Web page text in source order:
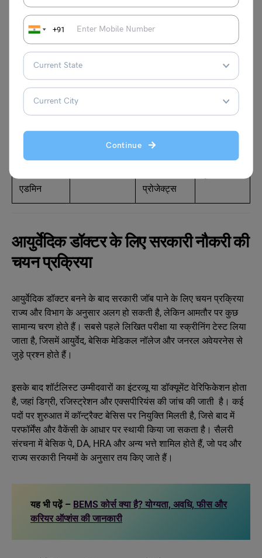
+91
Continue
असिस्टेंट
प्रोफेसर
में पढ़ाना
कॉलेज
रिक्रूटमेंट
MD
(आयुर्वेद)
फार्मा / ड्रग
इंस्पेक्टर
(आयुर्वेद)
आयुर्वेदिक
दवाओं की जांच
स्टेट ड्रग
BAMS /
फार्मेसी
बैकग्राउंड
पब्लिक हेल्थ
/ प्रोग्राम
ऑफिसर
स्वास्थ्य
योजनाओं का
संचालन
गवर्नमेंट हेल्थ
डिपार्टमेंट
BAMS +
MPH
आयुष
एडमिन
नीति व योजना
मिनिस्ट्री /
प्रोजेक्ट्स
BAMS +
आयुर्वेदिक डॉक्टर के लिए सरकारी नौकरी की
चयन प्रक्रिया
आयुर्वेदिक डॉक्टर बनने के बाद सरकारी जॉब पाने के लिए चयन प्रक्रिया
राज्य और विभाग के अनुसार अलग हो सकती है, लेकिन आमतौर पर कुछ
सामान्य चरण होते हैं। सबसे पहले लिखित परीक्षा या स्क्रीनिंग टेस्ट लिया
जाता है, जिसमें आयुर्वेद, बेसिक मेडिकल नॉलेज और जनरल अवेयरनेस से
जुड़े प्रश्न होते हैं।
इसके बाद शॉर्टलिस्ट उम्मीदवारों का इंटरव्यू या डॉक्यूमेंट वेरिफिकेशन होता
है, जहां डिग्री, रजिस्ट्रेशन और एक्सपीरियंस की जांच की जाती है। कई
पदों पर शुरुआत में कॉन्ट्रैक्ट बेसिस पर नियुक्ति मिलती है, जिसे बाद में
परफॉर्मेंस और वैकेंसी के आधार पर स्थायी किया जा सकता है। सैलरी
संरचना में बेसिक पे, DA, HRA और अन्य भत्ते शामिल होते हैं, जो पद और
राज्य सरकारी नियमों के अनुसार तय किए जाते हैं।
यह भी पढ़ें – BEMS कोर्स क्या है? योग्यता, अवधि, फीस और
करियर ऑप्शंस की जानकारी